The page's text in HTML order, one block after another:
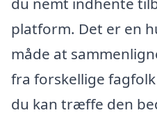
platform. Det er en
måde at
fra forskellige
du kan træffe den